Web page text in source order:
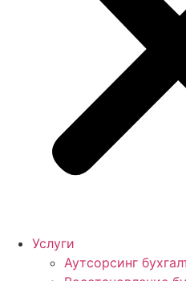
Услуги
Аутсорсинг